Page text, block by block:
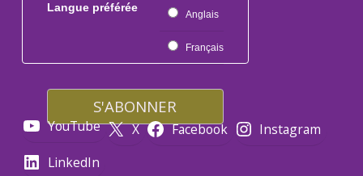
Langue préférée
Anglais
Français
YouTube X Facebook
Instagram
LinkedIn